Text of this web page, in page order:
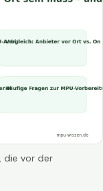
die vor der